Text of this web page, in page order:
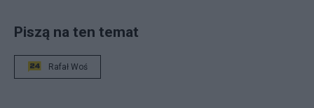
Piszą na ten temat
Rafał Woś